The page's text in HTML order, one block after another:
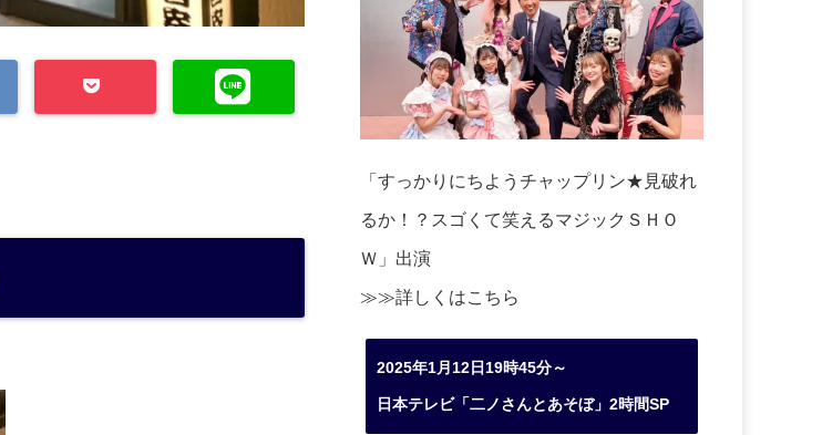
「すっかりにちようチャップリン★見破れ
るか！？スゴくて笑えるマジックＳＨＯ
Ｗ」出演
≫≫詳しくはこちら
2025年1月12日19時45分～
日本テレビ「二ノさんとあそぼ」2時間SP